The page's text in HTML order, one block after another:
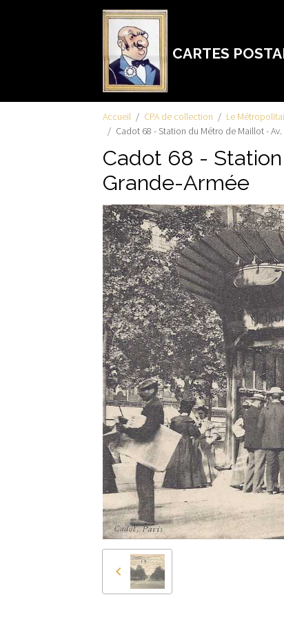
CARTES
Accueil CPA de collection Le
Cadot 68 - Station du Métro de Maillot -
Cadot 68 -
Grande-Armée